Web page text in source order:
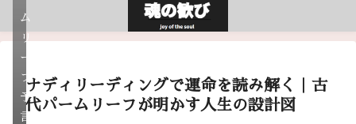
ナディリーディングで運命を読み解く｜古
代パームリーフが明かす人生の設計図
ム
リ
ー
フ
予
言